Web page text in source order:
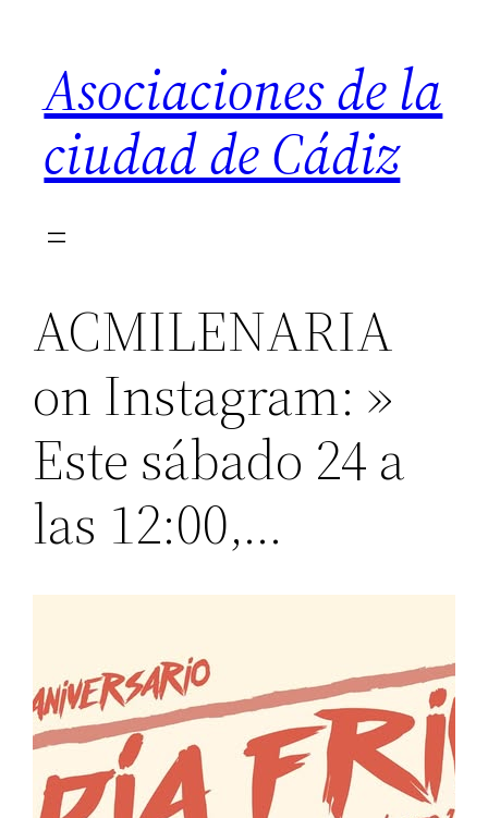
contenido
Asociaciones de la
ciudad de Cádiz
ACMILENARIA
on Instagram: »
Este sábado 24 a
las 12:00,…